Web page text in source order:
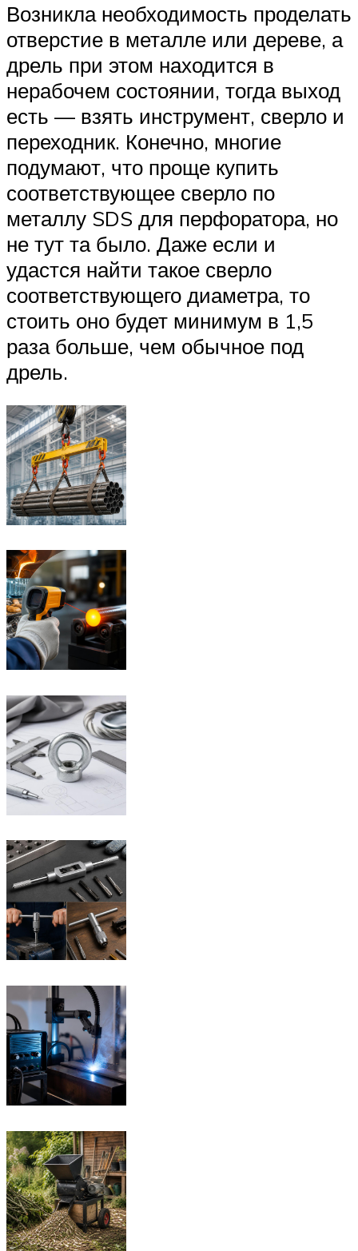
Возникла необходимость проделать
отверстие в металле или дереве, а
дрель при этом находится в
нерабочем состоянии, тогда выход
есть — взять инструмент, сверло и
переходник. Конечно, многие
подумают, что проще купить
соответствующее сверло по
металлу SDS для перфоратора, но
не тут та было. Даже если и
удастся найти такое сверло
соответствующего диаметра, то
стоить оно будет минимум в 1,5
раза больше, чем обычное под
дрель.